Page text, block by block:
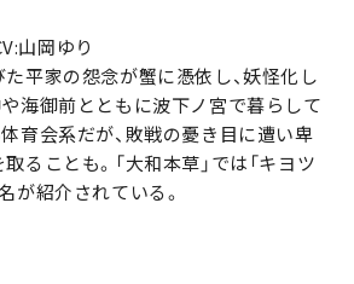
山岡ゆり
平家の怨念が蟹に憑依し、妖怪化し
海御前とともに波下ノ宮で暮らして
育会系だが、敗戦の憂き目に遭い卑
ることも。「大和本草」では「キヨツ
が紹介されている。